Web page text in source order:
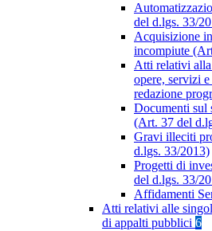
del d.lgs. 33/
Acquisizione
incompiute
Atti relativi
opere, servizi
redazione
Documenti sul
(Art. 37 del
Gravi illeciti
d.lgs. 33/2013)
Progetti di
del d.lgs. 33/
Affidamenti
Atti relativi alle
di appalti pubblici 6